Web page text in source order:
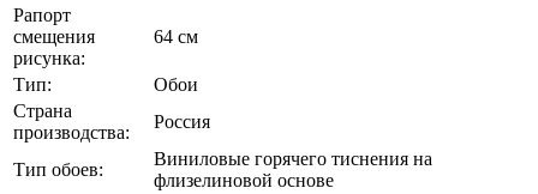
Рапорт
смещения
рисунка:
64 см
Тип:
Обои
Страна
производства:
Россия
Тип обоев:
Виниловые горячего тиснения на
флизелиновой основе